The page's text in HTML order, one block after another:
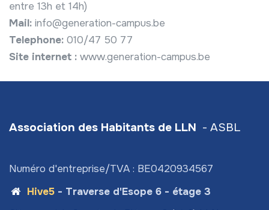
entre 13h et 14h)
Mail: info@generation-campus.be
Telephone: 010/47 50 77
Site internet : www.generation-campus.be
Association des Habitants de LLN - ASBL
Numéro d'entreprise/TVA : BE0420934567
Hive5- Traverse d'Esope 6 - étage 3